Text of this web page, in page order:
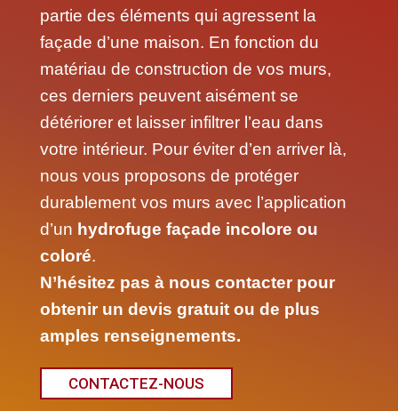
partie des éléments qui agressent la
façade d’une maison. En fonction du
matériau de construction de vos murs,
ces derniers peuvent aisément se
détériorer et laisser infiltrer l’eau dans
votre intérieur. Pour éviter d’en arriver là,
nous vous proposons de protéger
durablement vos murs avec l’application
d’un hydrofuge façade incolore ou
coloré.
N’hésitez pas à nous contacter pour
obtenir un devis gratuit ou de plus
amples renseignements.
CONTACTEZ-NOUS